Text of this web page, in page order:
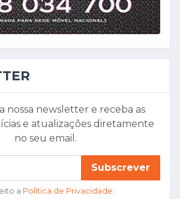
nossa newsletter e receba as
e atualizações diretamente
no seu email.
Subscrever
a Política de Privacidade.